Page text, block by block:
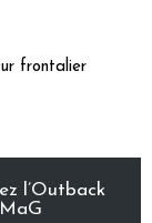
frontalier
l’Outback